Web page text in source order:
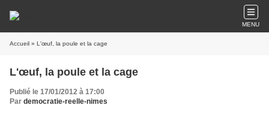
MENU
Accueil » L'œuf, la poule et la cage
L'œuf, la poule et la cage
Publié le 17/01/2012 à 17:00
Par democratie-reelle-nimes